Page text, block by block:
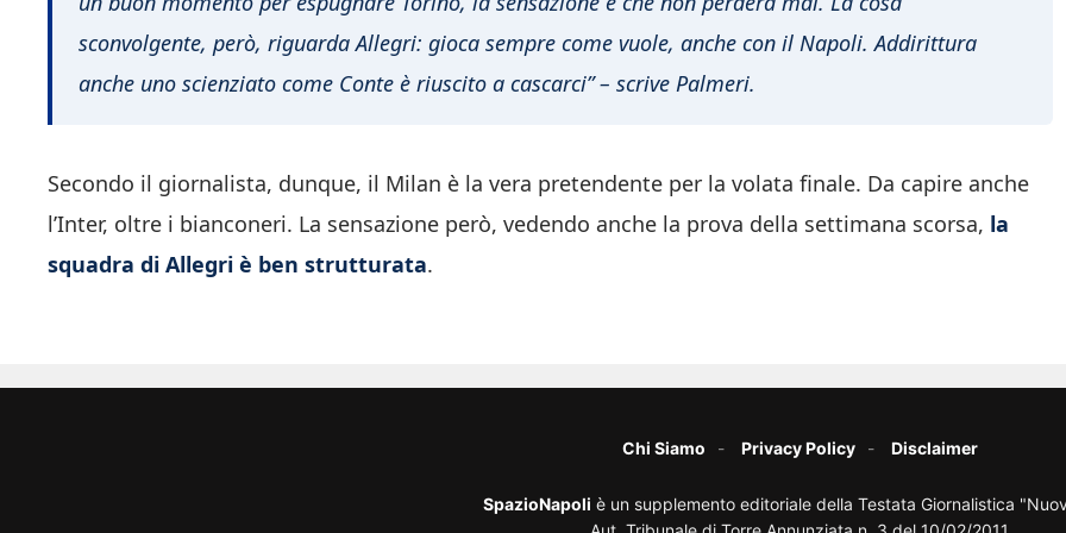
sconvolgente, però, riguarda Allegri: gioca sempre come vuole, anche con il Napoli. Addirittura
anche uno scienziato come Conte è riuscito a cascarci” – scrive Palmeri.
Secondo il giornalista, dunque, il Milan è la vera pretendente per la volata finale. Da capire anche
l’Inter, oltre i bianconeri. La sensazione però, vedendo anche la prova della settimana scorsa, la
squadra di Allegri è ben strutturata.
Chi Siamo Privacy Policy Disclaimer
SpazioNapoli è un supplemento editoriale della Testata Giornalistica